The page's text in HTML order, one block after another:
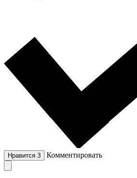
Нравится 3 Комментировать